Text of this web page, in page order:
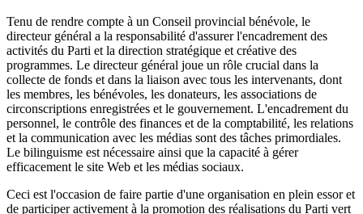
Tenu de rendre compte à un Conseil provincial bénévole, le
directeur général a la responsabilité d'assurer l'encadrement des
activités du Parti et la direction stratégique et créative des
programmes. Le directeur général joue un rôle crucial dans la
collecte de fonds et dans la liaison avec tous les intervenants, dont
les membres, les bénévoles, les donateurs, les associations de
circonscriptions enregistrées et le gouvernement. L'encadrement du
personnel, le contrôle des finances et de la comptabilité, les relations
et la communication avec les médias sont des tâches primordiales.
Le bilinguisme est nécessaire ainsi que la capacité à gérer
efficacement le site Web et les médias sociaux.
Ceci est l'occasion de faire partie d'une organisation en plein essor et
de participer activement à la promotion des réalisations du Parti vert